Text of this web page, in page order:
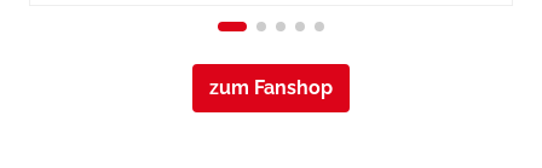
zum Fanshop